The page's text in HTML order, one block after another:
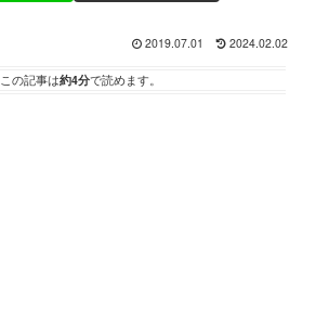
2019.07.01 2024.02.02
この記事は約4分で読めます。